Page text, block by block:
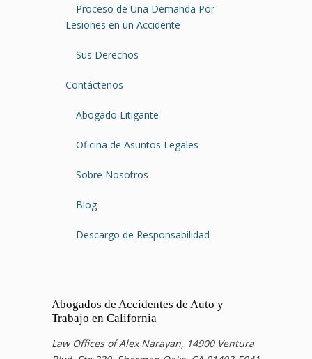
Proceso de Una Demanda Por
Lesiones en un Accidente
Sus Derechos
Contáctenos
Abogado Litigante
Oficina de Asuntos Legales
Sobre Nosotros
Blog
Descargo de Responsabilidad
Abogados de Accidentes de Auto y
Trabajo en California
Law Offices of Alex Narayan, 14900 Ventura